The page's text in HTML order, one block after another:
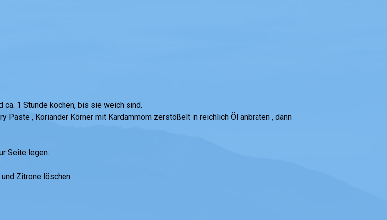
ca. 1 Stunde kochen, bis sie weich sind.
Paste , Koriander Körner mit Kardammom zerstößelt in reichlich Öl anbraten , dann
Seite legen.
Zitrone löschen.